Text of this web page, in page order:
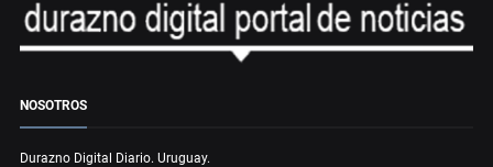
NOSOTROS
Durazno Digital Diario. Uruguay.